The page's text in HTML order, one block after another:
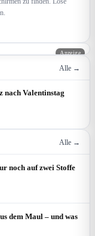
Anzeige
Alle →
nach Valentinstag
Alle →
noch auf zwei Stoffe
dem Maul – und was